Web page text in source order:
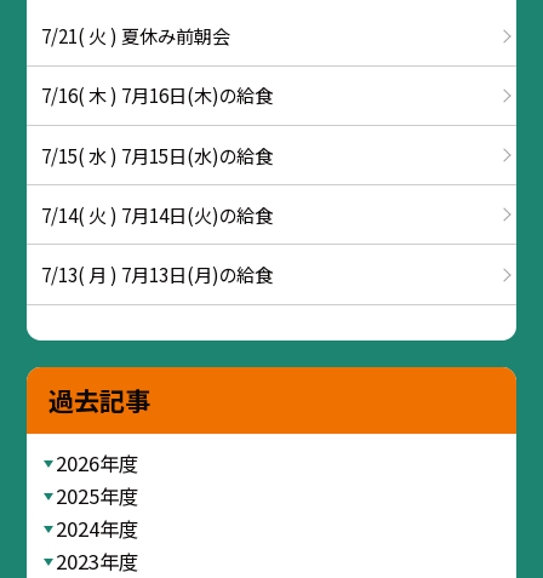
7/21( 火 ) 夏休み前朝会
7/16( 木 ) 7月16日(木)の給食
7/15( 水 ) 7月15日(水)の給食
7/14( 火 ) 7月14日(火)の給食
7/13( 月 ) 7月13日(月)の給食
過去記事
2026年度
2025年度
2024年度
2023年度